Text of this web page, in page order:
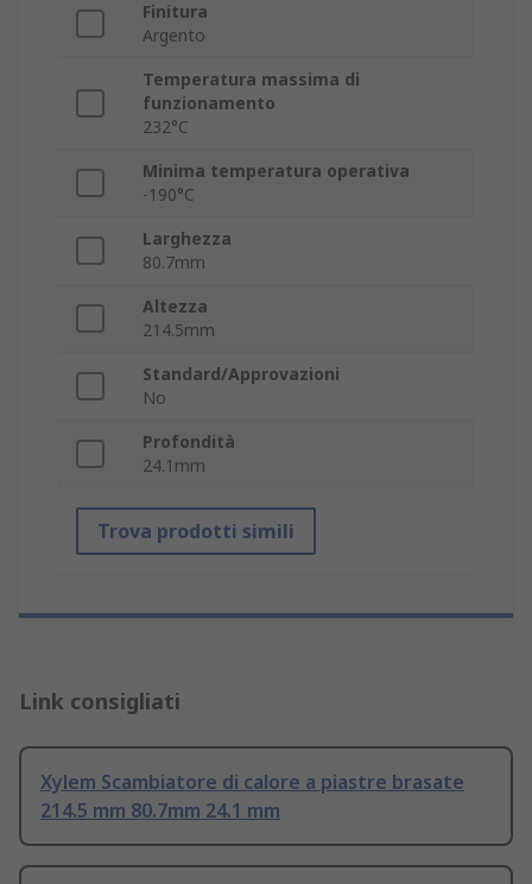
Finitura
Argento
Temperatura massima di
funzionamento
232°C
Minima temperatura operativa
-190°C
Larghezza
80.7mm
Altezza
214.5mm
Standard/Approvazioni
No
Profondità
24.1mm
Trova prodotti simili
Link consigliati
Xylem Scambiatore di calore a piastre brasate
214.5 mm 80.7mm 24.1 mm